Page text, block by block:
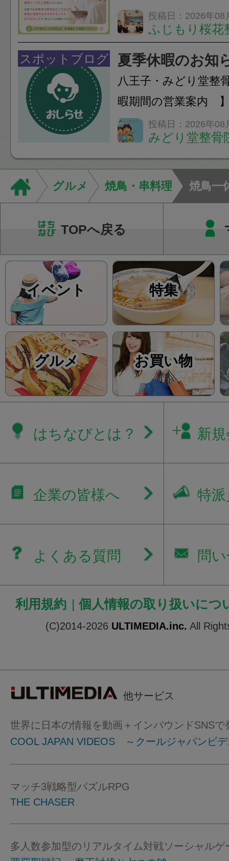
異なります。初回に
ご説明を行い、お一
った通院ペースをご
す。当院では回数券
て...
投稿日：2026年08
ふじもり桜花
スポットブログ 夏季休暇のお知
八王子・みどり堂整
暇期間の営業案内
の営業日・休診日を
投稿日：2026年08
みどり堂整骨
グルメ 焼鳥・串料理 焼鳥一
TOPへ戻る
イベント 特集
グルメ お買い物
はちなびとは？ 新
企業の皆様へ 特
よくある質問 問
利用規約 | 個人情報の取り扱いにつ
(C)2014-2026 ULTIMEDIA.inc. All
他サービス
世界に日本の情報を動画＋インバウンドSNSで
COOL JAPAN VIDEOS ～クールジャパンビ
マッチ3戦略型パズルRPG
THE CHASER
多人数参加型のリアルタイム対戦ソーシャルゲ